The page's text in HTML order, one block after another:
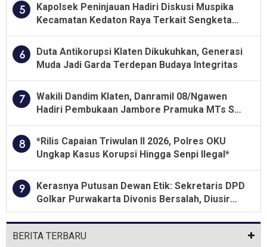
5
Kapolsek Peninjauan Hadiri Diskusi Muspika
Kecamatan Kedaton Raya Terkait Sengketa
6
Duta Antikorupsi Klaten Dikukuhkan, Generasi
Muda Jadi Garda Terdepan Budaya Integritas
7
Wakili Dandim Klaten, Danramil 08/Ngawen
Hadiri Pembukaan Jambore Pramuka MTs Se-
8
*Rilis Capaian Triwulan II 2026, Polres OKU
Ungkap Kasus Korupsi Hingga Senpi Ilegal*
9
Kerasnya Putusan Dewan Etik: Sekretaris DPD
Golkar Purwakarta Divonis Bersalah, Diusir
Dari Jabatan Selama Empat Tahun
BERITA TERBARU